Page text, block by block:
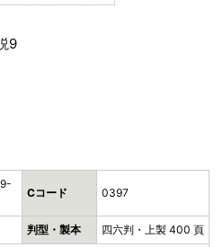
9
Cコード 0397
判型・製本 四六判・上製 400 頁